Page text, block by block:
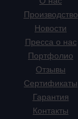
Производство
Новости
Пресса о нас
Портфолио
Отзывы
Сертификаты
Гарантия
Контакты